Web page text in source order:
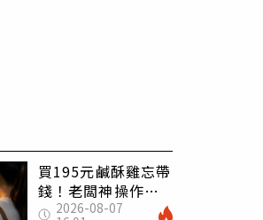
買195元鹹酥雞忘帶
錢！老闆神操作
「倒找5元」 全網
2026-08-07